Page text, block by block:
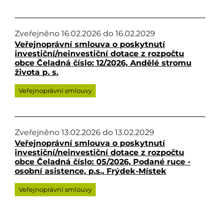
Zveřejněno 16.02.2026 do 16.02.2029
Veřejnoprávní smlouva o poskytnutí
investiční/neinvestiční dotace z rozpočtu
obce Čeladná číslo: 12/2026, Andělé stromu
života p. s.
Veřejnoprávní smlouvy
Zveřejněno 13.02.2026 do 13.02.2029
Veřejnoprávní smlouva o poskytnutí
investiční/neinvestiční dotace z rozpočtu
obce Čeladná číslo: 05/2026, Podané ruce -
osobní asistence, p.s., Frýdek-Místek
Veřejnoprávní smlouvy